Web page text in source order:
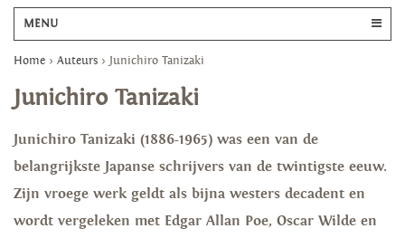
MENU
Home > Auteurs > Junichiro Tanizaki
Junichiro Tanizaki
Junichiro Tanizaki (1886-1965) was een van de
belangrijkste Japanse schrijvers van de twintigste eeuw.
Zijn vroege werk geldt als bijna westers decadent en
wordt vergeleken met Edgar Allan Poe, Oscar Wilde en